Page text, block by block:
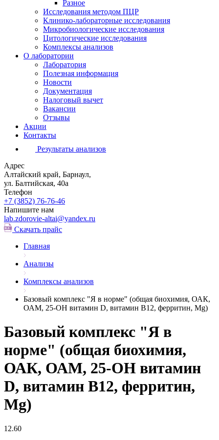
Разное
Исследования методом ПЦР
Клинико-лабораторные исследования
Микробиологические исследования
Цитологические исследования
Комплексы анализов
О лаборатории
Лаборатория
Полезная информация
Новости
Документация
Налоговый вычет
Вакансии
Отзывы
Акции
Контакты
Результаты анализов
Адрес
Алтайский край, Барнаул,
ул. Балтийская, 40а
Телефон
+7 (3852) 76-76-46
Напишите нам
lab.zdorovie-altai@yandex.ru
Скачать прайс
Главная
Анализы
Комплексы анализов
Базовый комплекс "Я в норме" (общая биохимия, ОАК,
ОАМ, 25-ОН витамин D, витамин В12, ферритин, Mg)
Базовый комплекс "Я в
норме" (общая биохимия,
ОАК, ОАМ, 25-ОН витамин
D, витамин В12, ферритин,
Mg)
12.60